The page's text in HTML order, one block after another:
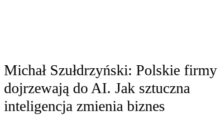
Michał Szułdrzyński: Polskie firmy
dojrzewają do AI. Jak sztuczna
inteligencja zmienia biznes